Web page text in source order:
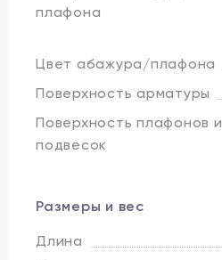
плафона
Цвет абажура/плафона
Поверхность арматуры
Поверхность плафонов и
подвесок
Размеры и вес
Длина